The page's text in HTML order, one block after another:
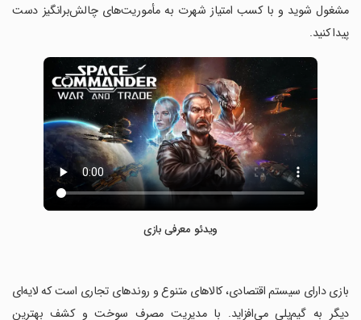
مشغول شوید و با کسب امتیاز شهرت به مأموریت‌های چالش‌برانگیز دست
پیدا کنید.
ویدئو معرفی بازی
‏بازی دارای سیستم اقتصادی، کالاهای متنوع و روندهای تجاری است که لایه‌ای
دیگر به گیم‌پلی می‌افزاید. با مدیریت مصرف سوخت و کشف بهترین